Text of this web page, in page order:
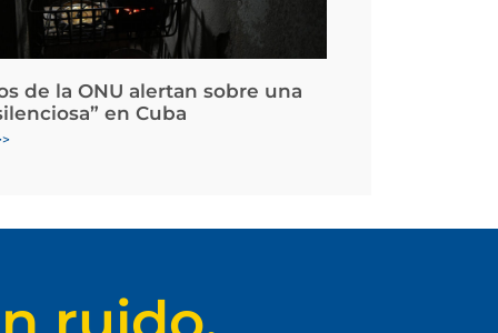
de la ONU alertan sobre una
en Cuba